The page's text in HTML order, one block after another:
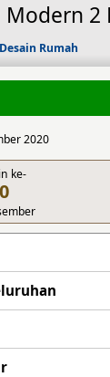
Modern 2
Desain Rumah
2020
ke-